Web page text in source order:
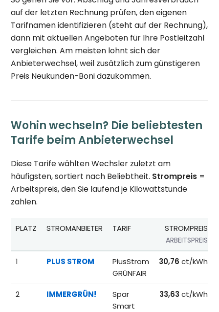
auf der letzten Rechnung prüfen, den eigenen
Tarifnamen identifizieren (steht auf der Rechnung),
dann mit aktuellen Angeboten für Ihre Postleitzahl
vergleichen. Am meisten lohnt sich der
Anbieterwechsel, weil zusätzlich zum günstigeren
Preis Neukunden-Boni dazukommen.
Wohin wechseln? Die beliebtesten
Tarife beim Anbieterwechsel
Diese Tarife wählten Wechsler zuletzt am
häufigsten, sortiert nach Beliebtheit. Strompreis =
Arbeitspreis, den Sie laufend je Kilowattstunde
zahlen.
Beliebteste Tarife beim Anbieterwechsel;
PLATZ STROMANBIETER TARIF STROMPREIS
ARBEITSPREIS
1 PLUS STROM
PlusStrom
GRÜNFAIR
30,76 ct/kWh
2 IMMERGRÜN!
Spar
Smart
33,63 ct/kWh